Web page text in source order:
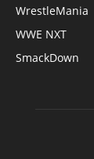
WrestleMania
WWE NXT
SmackDown